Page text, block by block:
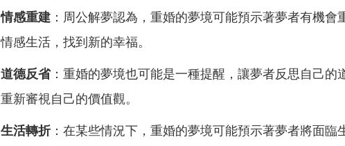
情感重建 ：周公解夢認為，重婚的夢境可能預示著夢者有機會
情感生活，找到新的幸福。
道德反省：重婚的夢境也可能是一種提醒，讓夢者反思自己的
重新審視自己的價值觀。
生活轉折：在某些情況下，重婚的夢境可能預示著夢者將面臨